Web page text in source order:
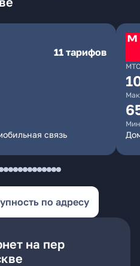
11 тарифов
связь
МТС
по адресу
на пер